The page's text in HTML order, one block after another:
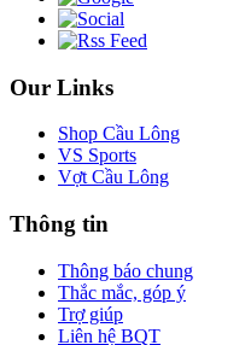
Our Links
Shop Cầu Lông
VS Sports
Vợt Cầu Lông
Thông tin
Thông báo chung
Thắc mắc, góp ý
Trợ giúp
Liên hệ BQT